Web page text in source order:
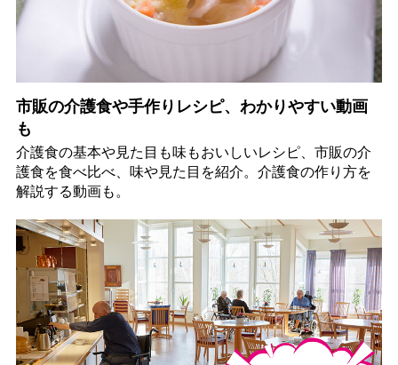
市販の介護食や手作りレシピ、わかりやすい動画
も
介護食の基本や見た目も味もおいしいレシピ、市販の介
護食を食べ比べ、味や見た目を紹介。介護食の作り方を
解説する動画も。